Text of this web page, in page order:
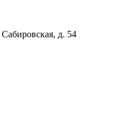
д. 54